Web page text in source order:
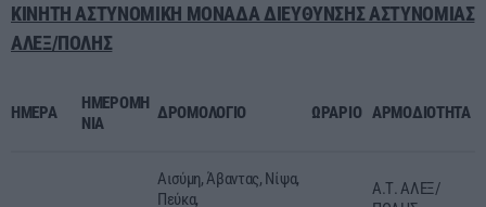
ΚΙΝΗΤΗ ΑΣΤΥΝΟΜΙΚΗ ΜΟΝΑΔΑ ΔΙΕΥΘΥΝΣΗΣ ΑΣΤΥΝΟΜΙΑΣ
ΑΛΕΞ/ΠΟΛΗΣ
ΗΜΕΡΑ
ΗΜΕΡΟΜΗ
ΝΙΑ
ΔΡΟΜΟΛΟΓΙΟ ΩΡΑΡΙΟ ΑΡΜΟΔΙΟΤΗΤΑ
Αισύμη, Άβαντας, Νίψα,
Πεύκα,
Α.Τ. ΑΛΕΞ/